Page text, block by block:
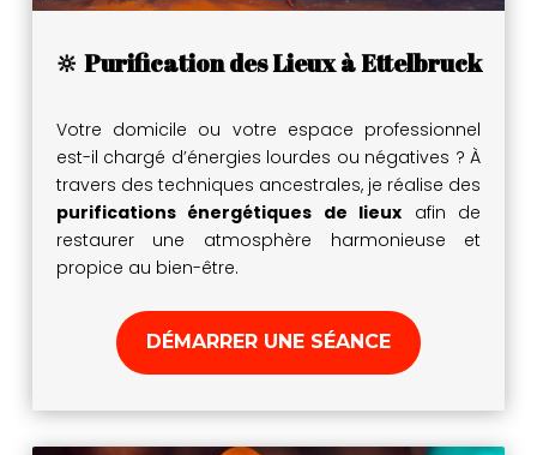
🔆 Purification des Lieux à Ettelbruck
Votre domicile ou votre espace professionnel
est-il chargé d’énergies lourdes ou négatives ? À
travers des techniques ancestrales, je réalise des
purifications énergétiques de lieux afin de
restaurer une atmosphère harmonieuse et
propice au bien-être.
DÉMARRER UNE SÉANCE